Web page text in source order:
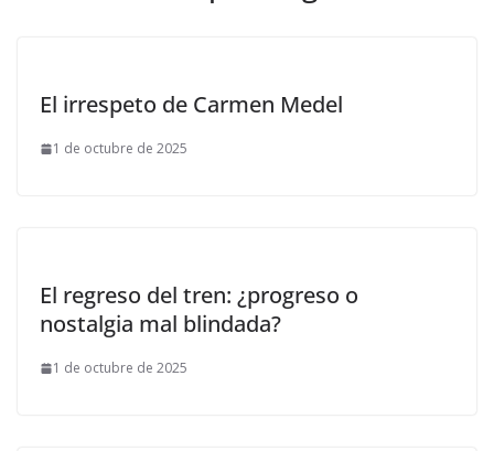
El irrespeto de Carmen Medel
1 de octubre de 2025
El regreso del tren: ¿progreso o
nostalgia mal blindada?
1 de octubre de 2025